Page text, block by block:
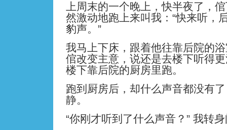
上周末的一个晚上，快半夜了，
然激动地跑上来叫我：“快来听，
豹声。”
我马上下床，跟着他往靠后院的
倌改变主意，说还是去楼下听得
楼下靠后院的厨房里跑。
跑到厨房后，却什么声音都没有
静。
“你刚才听到了什么声音？” 我转